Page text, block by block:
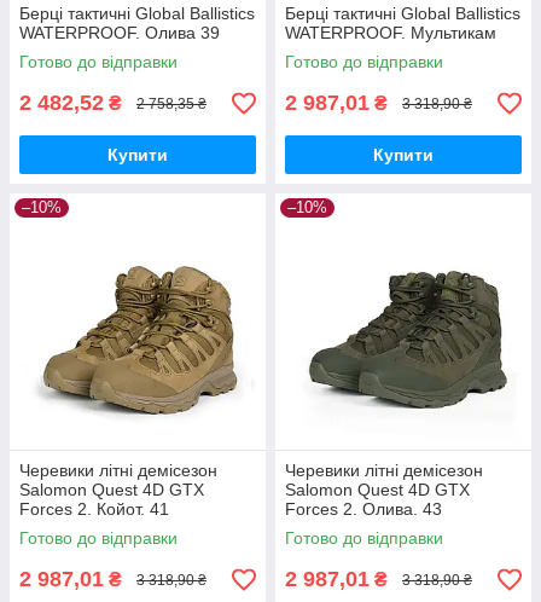
Берці тактичні Global Ballistics
WATERPROOF. Олива 39
Готово до відправки
2 482,52 ₴ 2 758,35 ₴
Купити
Берці тактичні Global Ballistics
WATERPROOF. Мультикам
Готово до відправки
2 987,01 ₴ 3 318,90 ₴
Купити
–10%
Черевики літні демісезон
Salomon Quest 4D GTX
Forces 2. Койот. 41
Готово до відправки
2 987,01 ₴ 3 318,90 ₴
–10%
Черевики літні демісезон
Salomon Quest 4D GTX
Forces 2. Олива. 43
Готово до відправки
2 987,01 ₴ 3 318,90 ₴